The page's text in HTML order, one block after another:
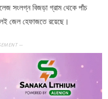
সংলগ্ন বিজড়া গ্রাম থেকে পাঁচ
জেল হেফাজতে রয়েছে।
—